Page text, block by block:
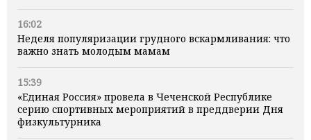
16:02
Неделя популяризации грудного вскармливания: что
важно знать молодым мамам
15:39
«Единая Россия» провела в Чеченской Республике
серию спортивных мероприятий в преддверии Дня
физкультурника